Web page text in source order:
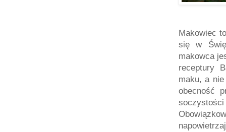
Makowiec
się w
makowca
receptury
maku, a
obecność